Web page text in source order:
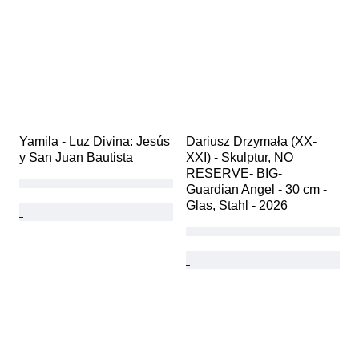
Yamila - Luz Divina: Jesús
y San Juan Bautista
Dariusz Drzymała (XX-
XXI) - Skulptur, NO
RESERVE- BIG-
Guardian Angel - 30 cm -
Glas, Stahl - 2026